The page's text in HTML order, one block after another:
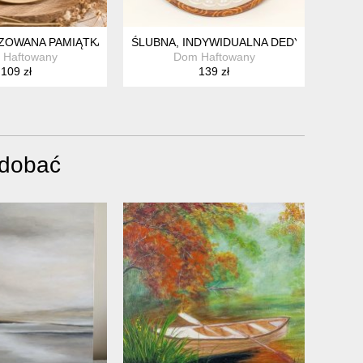
PAMIĄTKA ŚLUBNA, ZARĘCZYNOWA - HAFT W
Haftowany
109 zł
ŚLUBNA, INDYWIDUALNA DEDYKACJA,
Dom Haftowany
139 zł